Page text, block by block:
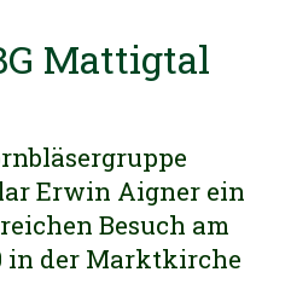
Mattigtal
Erwin Aigner ein
Besuch am
in der Marktkirche